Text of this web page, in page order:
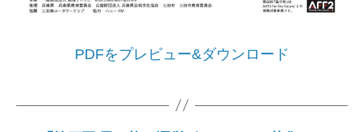
PDFをプレビュー&ダウンロード